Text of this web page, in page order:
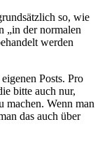
so, wie
„in der normalen
werden
Posts. Pro
bitte auch nur,
machen. Wenn man
das auch über